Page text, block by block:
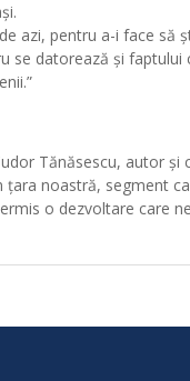
azi, pentru a-i face să
se datorează și
Tănăsescu, autor
noastră, segment
o dezvoltare care